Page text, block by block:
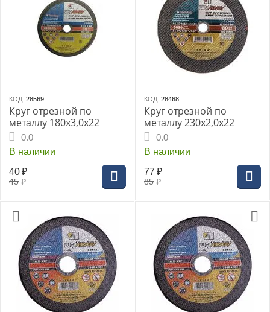
КОД: 28569
Круг отрезной по
металлу 180х3,0х22
0.0
В наличии
45 ₽
40 ₽
КОД: 28468
Круг отрезной по
металлу 230х2,0х22
0.0
В наличии
85 ₽
77 ₽